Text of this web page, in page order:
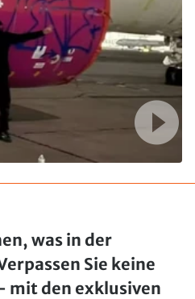
was in der
Sie keine
mit den exklusiven